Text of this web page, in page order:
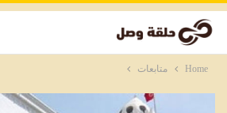
Home متابعات